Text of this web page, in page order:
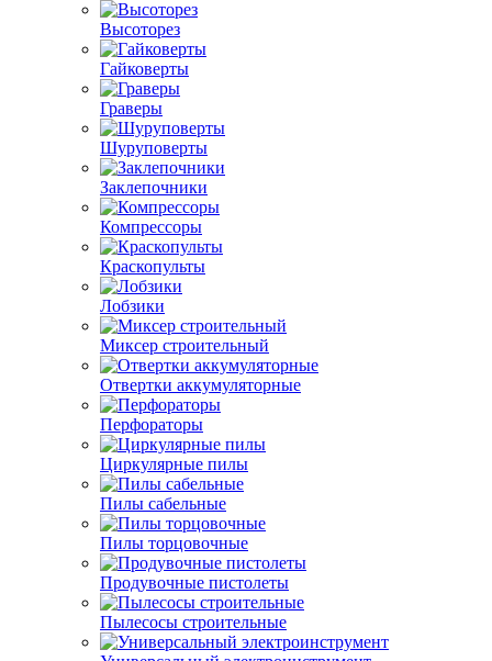
Высоторез
Гайковерты
Граверы
Шуруповерты
Заклепочники
Компрессоры
Краскопульты
Лобзики
Миксер строительный
Отвертки аккумуляторные
Перфораторы
Циркулярные пилы
Пилы сабельные
Пилы торцовочные
Продувочные пистолеты
Пылесосы строительные